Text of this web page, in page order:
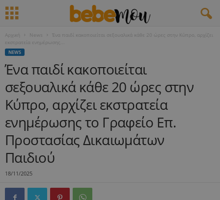
Αρχική News
Ένα παιδί κακοποιείται σεξουαλικά κάθε 20 ώρες στην Κύπρο, αρχίζει
εκστρατεία ενημέρωσης...
NEWS
Ένα παιδί κακοποιείται
σεξουαλικά κάθε 20 ώρες στην
Κύπρο, αρχίζει εκστρατεία
ενημέρωσης το Γραφείο Επ.
Προστασίας Δικαιωμάτων
Παιδιού
18/11/2025